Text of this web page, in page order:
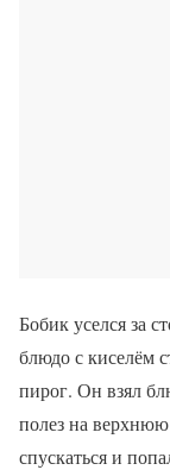
Бобик уселся за
блюдо с киселём
пирог. Он взял
полез на верхнюю
спускаться и